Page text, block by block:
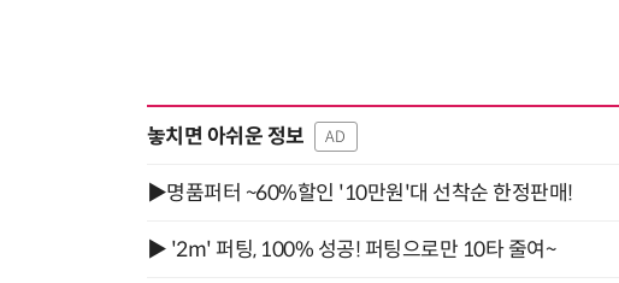
놓치면 아쉬운 정보 AD
▶명품퍼터 ~60%할인 '10만원'대 선착순 한정판매!
▶ '2m' 퍼팅, 100% 성공! 퍼팅으로만 10타 줄여~